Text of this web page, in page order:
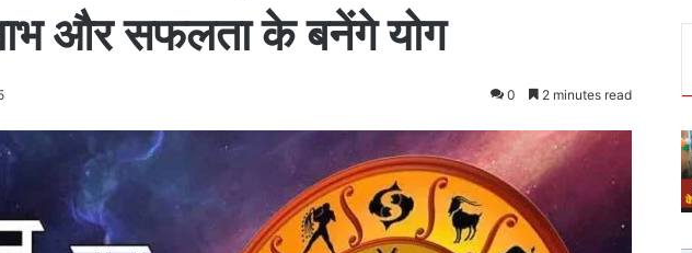
और सफलता के बनेंगे योग
0 2 minutes read